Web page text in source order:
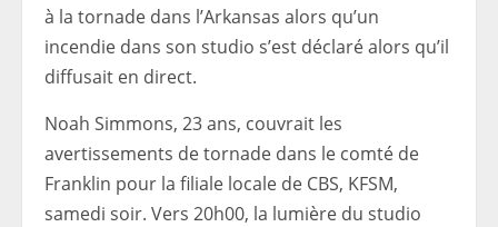
à la tornade dans l’Arkansas alors qu’un
incendie dans son studio s’est déclaré alors qu’il
diffusait en direct.
Noah Simmons, 23 ans, couvrait les
avertissements de tornade dans le comté de
Franklin pour la filiale locale de CBS, KFSM,
samedi soir. Vers 20h00, la lumière du studio